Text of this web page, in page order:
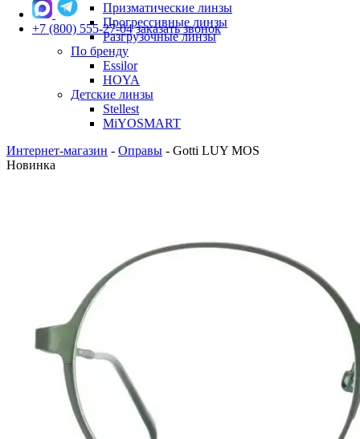
Призматические линзы
Прогрессивные линзы
Разгрузочные линзы
По бренду
Essilor
HOYA
Детские линзы
Stellest
MiYOSMART
+7 (800) 555-27-04 заказать звонок
Интернет-магазин - Оправы - Gotti LUY MOS
Новинка